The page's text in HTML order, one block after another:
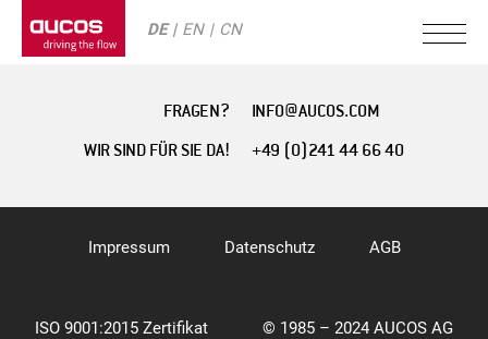
DE EN CN
FRAGEN?
WIR SIND FÜR SIE DA!
INFO@AUCOS.COM
+49 (0)241 44 66 40
Impressum Datenschutz AGB
ISO 9001:2015 Zertifikat © 1985 – 2024 AUCOS AG